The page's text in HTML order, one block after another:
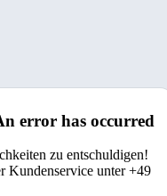
error has occurred
zu entschuldigen!
Kundenservice unter +49